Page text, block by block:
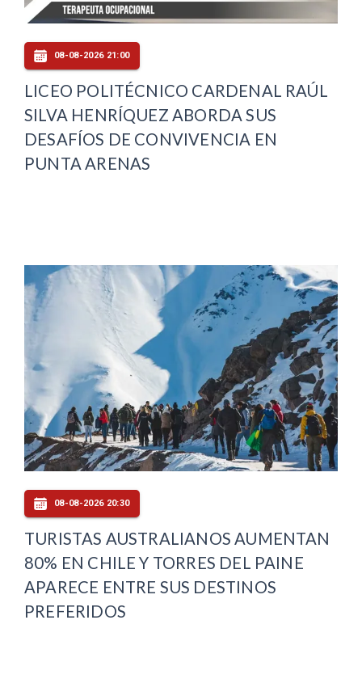
08-08-2026 21:00
LICEO POLITÉCNICO CARDENAL RAÚL
SILVA HENRÍQUEZ ABORDA SUS
DESAFÍOS DE CONVIVENCIA EN
PUNTA ARENAS
08-08-2026 20:30
TURISTAS AUSTRALIANOS AUMENTAN
80% EN CHILE Y TORRES DEL PAINE
APARECE ENTRE SUS DESTINOS
PREFERIDOS